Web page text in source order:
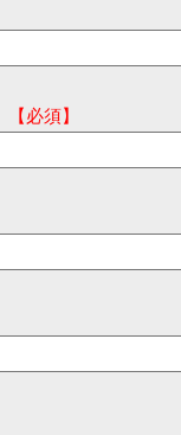
【必須】